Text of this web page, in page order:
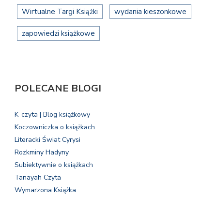
Wirtualne Targi Książki wydania kieszonkowe
zapowiedzi książkowe
POLECANE BLOGI
K-czyta | Blog książkowy
Koczowniczka o książkach
Literacki Świat Cyrysi
Rozkminy Hadyny
Subiektywnie o książkach
Tanayah Czyta
Wymarzona Książka